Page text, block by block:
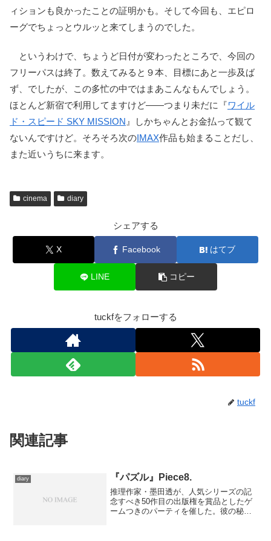
ィションも良かったことの証明かも。そして今回も、エピロ
ーグでちょっとウルッと来てしまうのでした。
というわけで、ちょうど日付が変わったところで、今回の
フリーパスは終了。数えてみると９本、目標にあと一歩及ば
ず、でしたが、この多忙の中ではまあこんなもんでしょう。
ほとんど新宿で利用してますけど――つまり未だに『ワイル
ド・スピード SKY MISSION 』しかちゃんとお金払って観て
ないんですけど。そろそろ次のIMAX作品も始まることだし、
また近いうちに来ます。
cinema diary
シェアする
X Facebook はてブ
LINE コピー
tuckfをフォローする
tuckf
関連記事
diary 『パズル』Piece8.
推理作家・墨田透が、人気シリーズの記
念すべき50作目の出版権を賞品としたゲ
ームつきのパーティを催した。彼の秘